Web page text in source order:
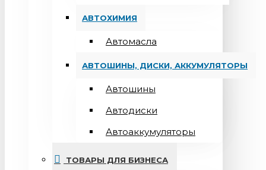
АВТОХИМИЯ
Автомасла
АВТОШИНЫ, ДИСКИ, АККУМУЛЯТОРЫ
Автошины
Автодиски
Автоаккумуляторы
ТОВАРЫ ДЛЯ БИЗНЕСА